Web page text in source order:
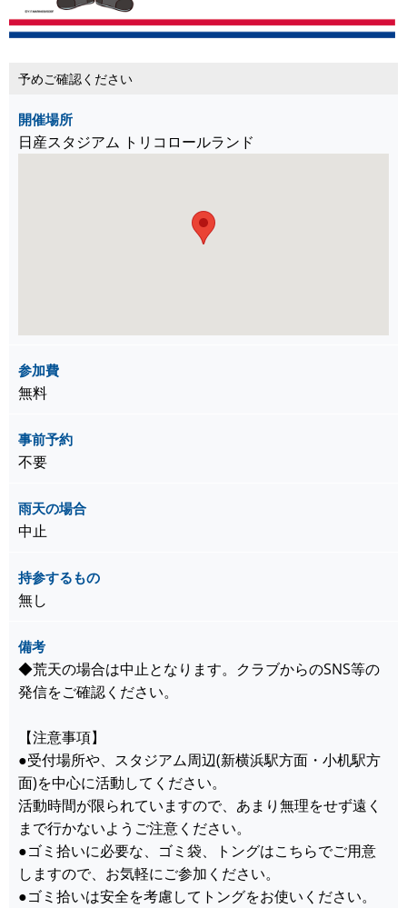
予めご確認ください
開催場所
日産スタジアム トリコロールランド
参加費
無料
事前予約
不要
雨天の場合
中止
持参するもの
無し
備考
◆荒天の場合は中止となります。クラブからのSNS等の
発信をご確認ください。
【注意事項】
●受付場所や、スタジアム周辺(新横浜駅方面・小机駅方
面)を中心に活動してください。
活動時間が限られていますので、あまり無理をせず遠く
まで行かないようご注意ください。
●ゴミ拾いに必要な、ゴミ袋、トングはこちらでご用意
しますので、お気軽にご参加ください。
●ゴミ拾いは安全を考慮してトングをお使いください。